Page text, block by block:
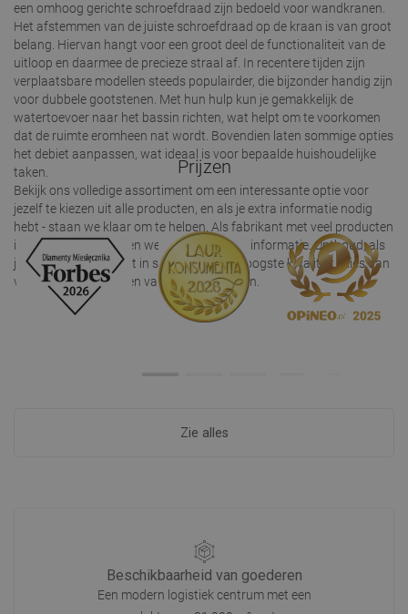
een omhoog gerichte schroefdraad zijn bedoeld voor wandkranen.
Het afstemmen van de juiste schroefdraad op de kraan is van groot
belang. Hiervan hangt voor een groot deel de functionaliteit van de
uitloop en daarmee de precieze straal af. In recentere tijden zijn
verplaatsbare modellen steeds populairder, die bijzonder handig zijn
voor dubbele gootstenen. Met hun hulp kun je gemakkelijk de
watertoevoer naar het bassin richten, wat helpt om te voorkomen
dat de ruimte eromheen nat wordt. Bovendien laten sommige opties
het debiet aanpassen, wat ideaal is voor bepaalde huishoudelijke
taken.
Bekijk ons volledige assortiment om een interessante optie voor
jezelf te kiezen uit alle producten, en als je extra informatie nodig
hebt - staan we klaar om te helpen. Als fabrikant met veel producten
in ons aanbod, hebben we altijd de nodige informatie. Onthoud, als
je geïnteresseerd bent in sanitair van de hoogste kwaliteit - kies dan
voor Poolse producten van het merk Mexen.
Prijzen
Zie alles
Beschikbaarheid van goederen
Een modern logistiek centrum met een